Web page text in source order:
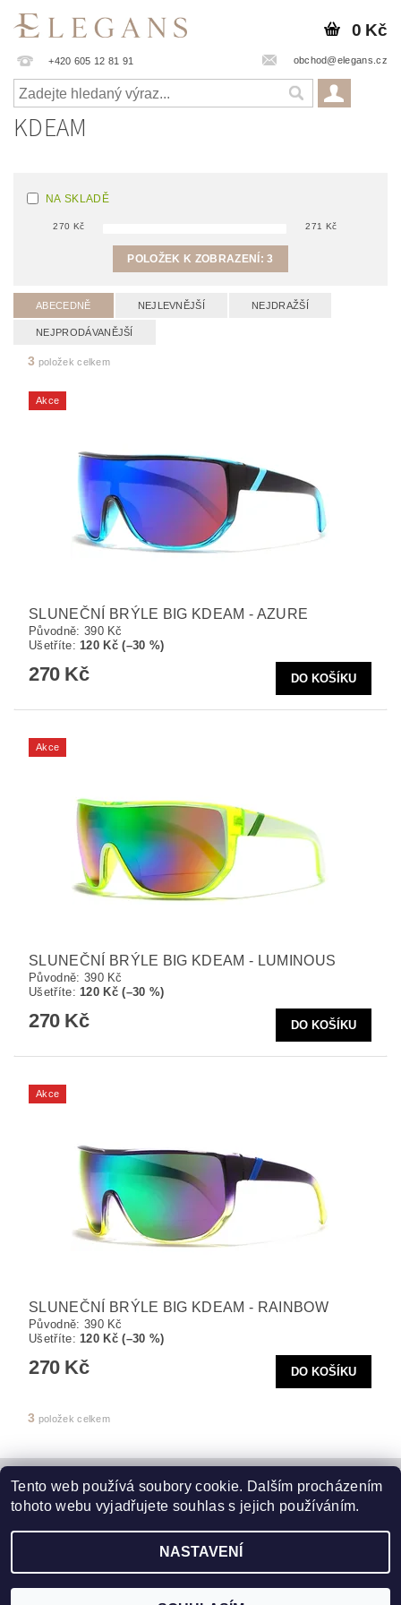
+420 605 12 81 91 obchod@elegans.cz
0 Kč
KDEAM
NA SKLADĚ
270 Kč 271 Kč
POLOŽEK K ZOBRAZENÍ:3
ABECEDNĚ NEJLEVNĚJŠÍ NEJDRAŽŠÍ
NEJPRODÁVANĚJŠÍ
3 položek celkem
Akce
SLUNEČNÍ BRÝLE BIG KDEAM - AZURE
Původně: 390 Kč
Ušetříte:120 Kč (–30 %)
270 Kč
Akce
SLUNEČNÍ BRÝLE BIG KDEAM - LUMINOUS
Původně: 390 Kč
Ušetříte:120 Kč (–30 %)
270 Kč
Akce
SLUNEČNÍ BRÝLE BIG KDEAM - RAINBOW
Původně: 390 Kč
Ušetříte:120 Kč (–30 %)
270 Kč
3 položek celkem
Kontaktujte nás | Obchodní podmínky | Ochrana osobních údajů
Jak vrátit zboží | Jak reklamovat zboží
2026 ©Elegans.cz, všechna práva vyhrazena
Tento web používá soubory cookie. Dalším procházením
tohoto webu vyjadřujete souhlas s jejich používáním.
NASTAVENÍ